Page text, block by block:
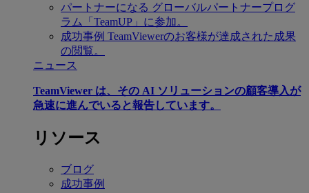
パートナーになる グローバルパートナープログ
ラム「TeamUP」に参加。
成功事例 TeamViewerのお客様が達成された成果
の閲覧。
ニュース
TeamViewer は、その AI ソリューションの顧客導入が
急速に進んでいると報告しています。
リソース
ブログ
成功事例